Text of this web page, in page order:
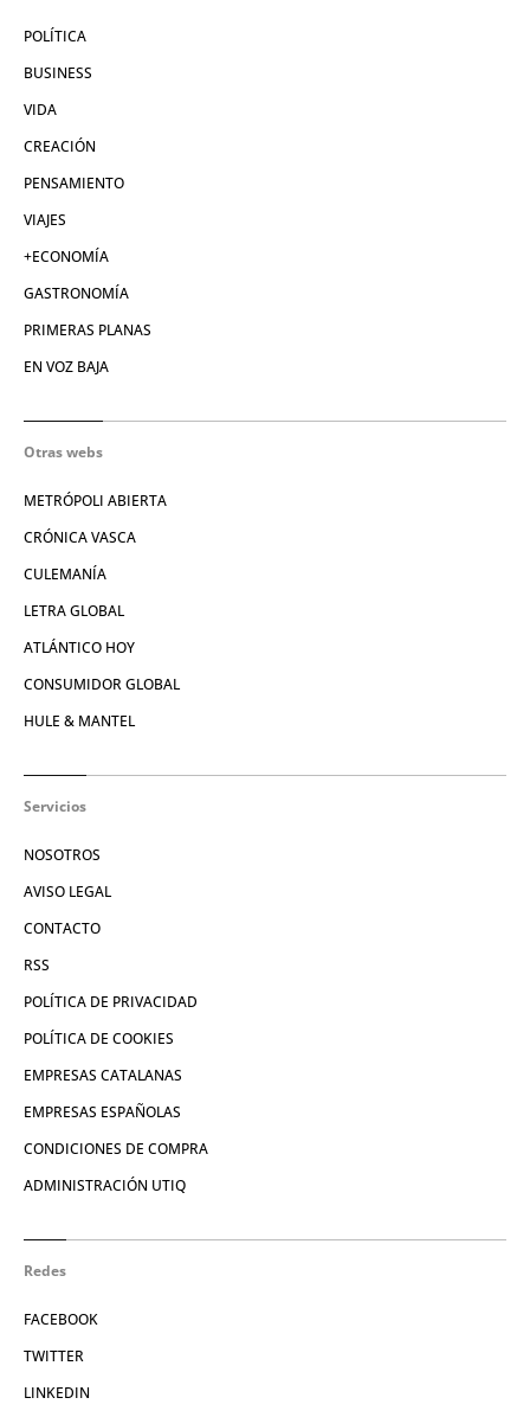
POLÍTICA
BUSINESS
VIDA
CREACIÓN
PENSAMIENTO
VIAJES
+ECONOMÍA
GASTRONOMÍA
PRIMERAS PLANAS
EN VOZ BAJA
Otras webs
METRÓPOLI ABIERTA
CRÓNICA VASCA
CULEMANÍA
LETRA GLOBAL
ATLÁNTICO HOY
CONSUMIDOR GLOBAL
HULE & MANTEL
Servicios
NOSOTROS
AVISO LEGAL
CONTACTO
RSS
POLÍTICA DE PRIVACIDAD
POLÍTICA DE COOKIES
EMPRESAS CATALANAS
EMPRESAS ESPAÑOLAS
CONDICIONES DE COMPRA
ADMINISTRACIÓN UTIQ
Redes
FACEBOOK
TWITTER
LINKEDIN